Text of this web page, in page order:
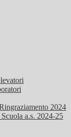
2024
a.s. 2024-25